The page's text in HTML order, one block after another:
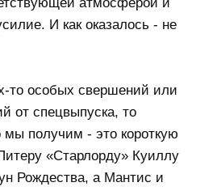
атмосферой и
И как оказалось - не
то особых свершений или
от спецвыпуска, то
мы получим - это короткую
«Старлорду» Куиллу
Рождества, а Мантис и